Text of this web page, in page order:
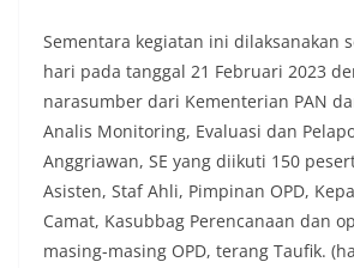
Potensi Ekonomi
Bhabinkamtibmas Polsek
Sambangi Warga Kelurahan
Pemasangan Bendera Merah
Kemerdekaan RI‎‎Medan, 5
rangka menyambut Hari
Kemerdekaan Republik
Bhabinkamtibmas Kelurahan
Muliyadi Suraukur,
Sementara kegiatan ini dilaksanakan
hari pada tanggal 21 Februari 2023
narasumber dari Kementerian PAN
Analis Monitoring, Evaluasi dan
Anggriawan, SE yang diikuti 150
Asisten, Staf Ahli, Pimpinan OPD,
Camat, Kasubbag Perencanaan dan
masing-masing OPD, terang Taufik.